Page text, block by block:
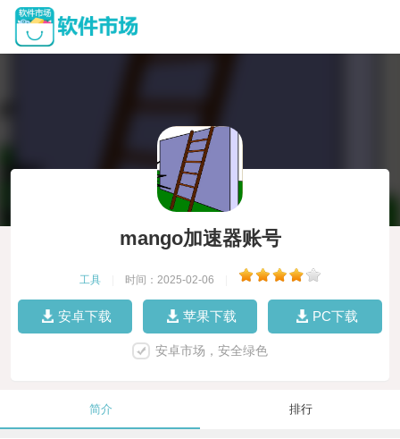
mango加速器账号
工具 时间：2025-02-06
安卓下载 苹果下载 PC下载
安卓市场，安全绿色
简介 排行